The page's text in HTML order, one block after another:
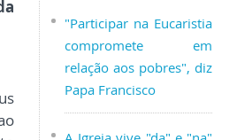
"Participar na Eucaristia
compromete em
relação aos pobres", diz
Papa Francisco